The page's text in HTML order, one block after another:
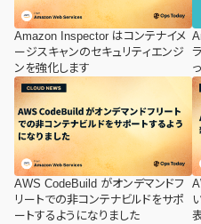
Amazon Inspector はコンテナイメ
ージスキャンのセキュリティエンジ
ンを強化します
AWS CodeBuild がオンデマンドフ
リートでの非コンテナビルドをサポ
ートするようになりました